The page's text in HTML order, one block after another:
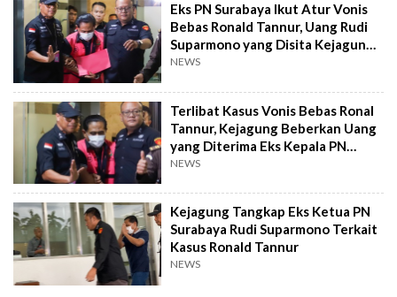
Eks PN Surabaya Ikut Atur Vonis
Bebas Ronald Tannur, Uang Rudi
Suparmono yang Disita Kejagung
Bikin Melongo!
NEWS
Terlibat Kasus Vonis Bebas Ronal
Tannur, Kejagung Beberkan Uang
yang Diterima Eks Kepala PN
Surabaya Rudi Suparmono
NEWS
Kejagung Tangkap Eks Ketua PN
Surabaya Rudi Suparmono Terkait
Kasus Ronald Tannur
NEWS